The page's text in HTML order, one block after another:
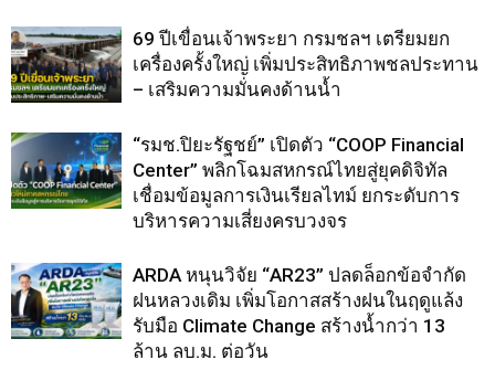
69 ปีเขื่อนเจ้าพระยา กรมชลฯ เตรียมยก
เครื่องครั้งใหญ่ เพิ่มประสิทธิภาพชลประทาน
– เสริมความมั่นคงด้านน้ำ
“รมช.ปิยะรัฐชย์” เปิดตัว “COOP Financial
Center” พลิกโฉมสหกรณ์ไทยสู่ยุคดิจิทัล
เชื่อมข้อมูลการเงินเรียลไทม์ ยกระดับการ
บริหารความเสี่ยงครบวงจร
ARDA หนุนวิจัย “AR23” ปลดล็อกข้อจำกัด
ฝนหลวงเดิม เพิ่มโอกาสสร้างฝนในฤดูแล้ง
รับมือ Climate Change สร้างน้ำกว่า 13
ล้าน ลบ.ม. ต่อวัน